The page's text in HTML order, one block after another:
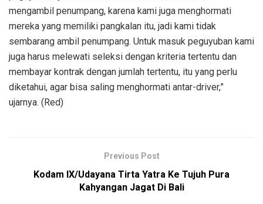
mengambil penumpang, karena kami juga menghormati
mereka yang memiliki pangkalan itu, jadi kami tidak
sembarang ambil penumpang. Untuk masuk peguyuban kami
juga harus melewati seleksi dengan kriteria tertentu dan
membayar kontrak dengan jumlah tertentu, itu yang perlu
diketahui, agar bisa saling menghormati antar-driver,”
ujarnya. (Red)
Previous Post
Kodam IX/Udayana Tirta Yatra Ke Tujuh Pura
Kahyangan Jagat Di Bali